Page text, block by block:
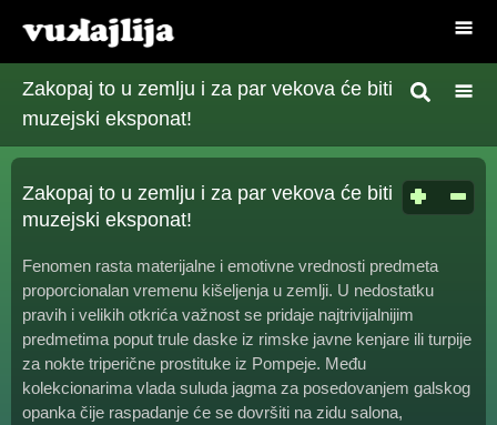
Zakopaj to u zemlju i za par vekova će biti
muzejski eksponat!
Zakopaj to u zemlju i za par vekova će biti
muzejski eksponat!
Fenomen rasta materijalne i emotivne vrednosti predmeta
proporcionalan vremenu kišeljenja u zemlji. U nedostatku
pravih i velikih otkrića važnost se pridaje najtrivijalnijim
predmetima poput trule daske iz rimske javne kenjare ili turpije
za nokte triperične prostituke iz Pompeje. Među
kolekcionarima vlada suluda jagma za posedovanjem galskog
opanka čije raspadanje će se dovršiti na zidu salona,